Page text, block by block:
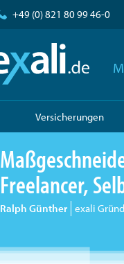
+49 (0) 821 80 99 46-0
Versicherungen
Freelancer,
Ralph Günther exali